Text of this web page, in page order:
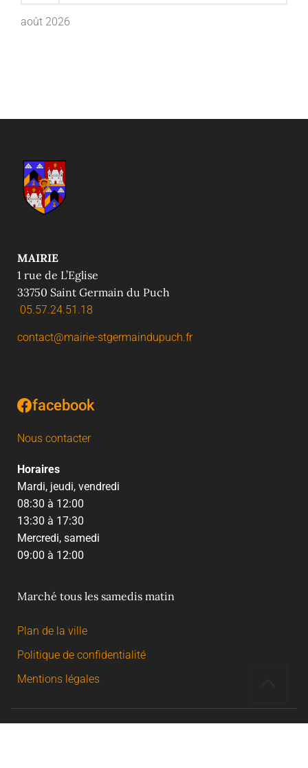
août 2026
MAIRIE
1 rue de L’Eglise
33750 Saint Germain du Puch
05.57.24.51.18
contact@mairie-stgermaindupuch.fr
facebook
Nous contacter
Horaires
Mardi, jeudi, vendredi
08:30 à 12:00
13:30 à 17:30
Mercredi, samedi
09:00 à 12:00
Marché tous les samedis matin
Plan de la ville
Politique de confidentialité
Mentions légales